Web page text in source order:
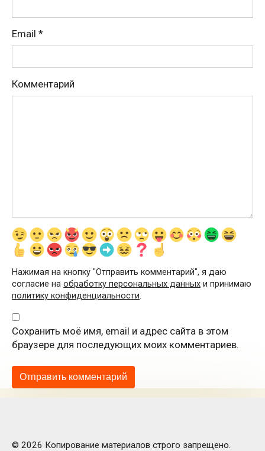
Email *
Комментарий
Нажимая на кнопку "Отправить комментарий", я даю
согласие на обработку персональных данных и принимаю
политику конфиденциальности.
Сохранить моё имя, email и адрес сайта в этом
браузере для последующих моих комментариев.
© 2026 Копирование материалов строго запрещено.